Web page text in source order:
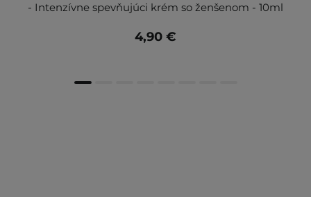
- Intenzívne spevňujúci krém so ženšenom - 10ml
4,90 €